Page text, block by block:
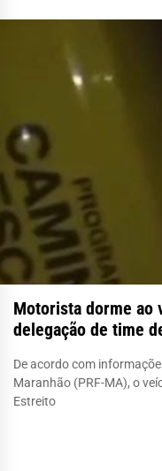
Motorista dorme ao
delegação de time
De acordo com
Maranhão (PRF-MA), o
Estreito